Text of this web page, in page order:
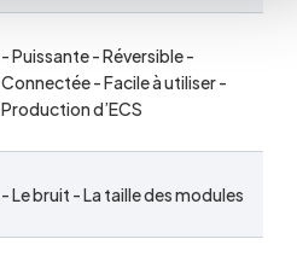
- Puissante - Réversible -
Connectée - Facile à utiliser -
Production d’ECS
- Le bruit - La taille des modules